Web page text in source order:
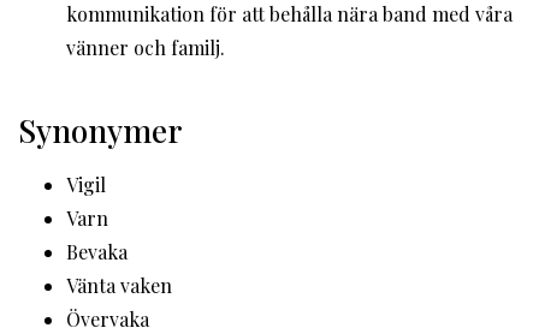
kommunikation för att behålla nära band med våra
vänner och familj.
Synonymer
Vigil
Varn
Bevaka
Vänta vaken
Övervaka